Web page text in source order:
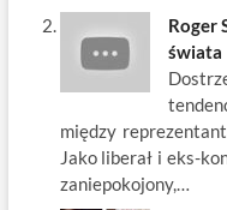
Roger
świata
między
Jako liberał i eks-
zaniepokojony,…